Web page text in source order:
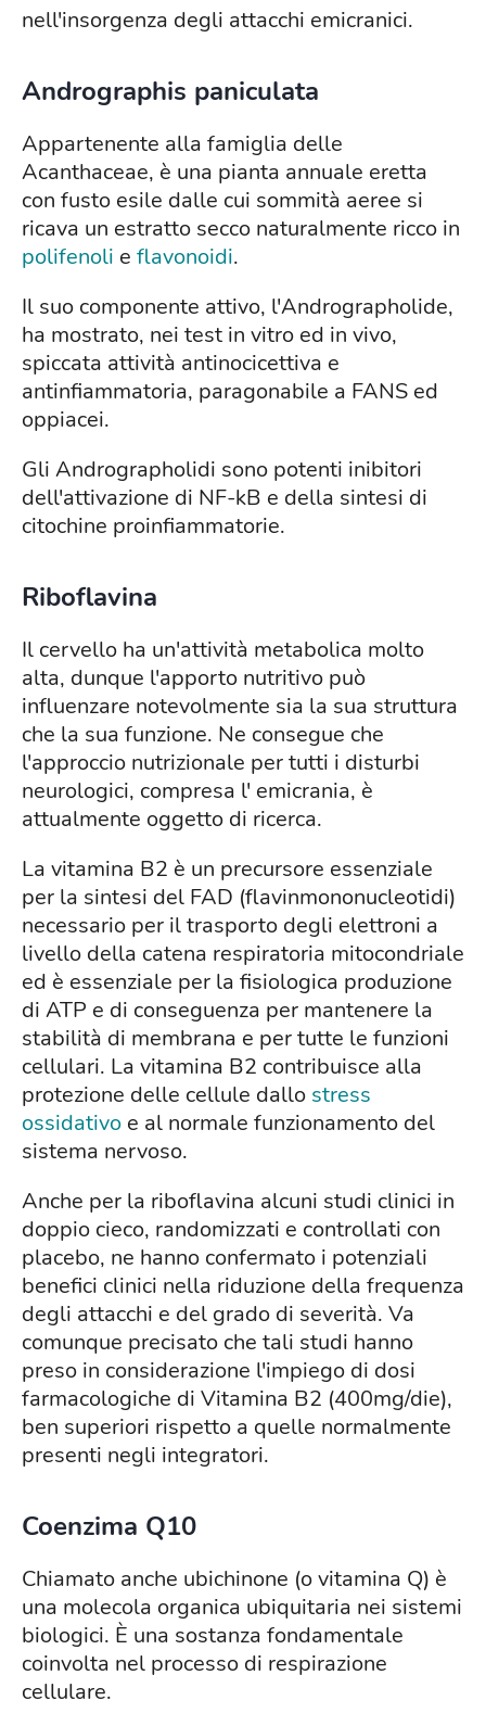
nell'insorgenza degli attacchi emicranici.
Andrographis paniculata
Appartenente alla famiglia delle
Acanthaceae, è una pianta annuale eretta
con fusto esile dalle cui sommità aeree si
ricava un estratto secco naturalmente ricco in
polifenoli e flavonoidi.
Il suo componente attivo, l'Andrographolide,
ha mostrato, nei test in vitro ed in vivo,
spiccata attività antinocicettiva e
antinfiammatoria, paragonabile a FANS ed
oppiacei.
Gli Andrographolidi sono potenti inibitori
dell'attivazione di NF-kB e della sintesi di
citochine proinfiammatorie.
Riboflavina
Il cervello ha un'attività metabolica molto
alta, dunque l'apporto nutritivo può
influenzare notevolmente sia la sua struttura
che la sua funzione. Ne consegue che
l'approccio nutrizionale per tutti i disturbi
neurologici, compresa l' emicrania, è
attualmente oggetto di ricerca.
La vitamina B2 è un precursore essenziale
per la sintesi del FAD (flavinmononucleotidi)
necessario per il trasporto degli elettroni a
livello della catena respiratoria mitocondriale
ed è essenziale per la fisiologica produzione
di ATP e di conseguenza per mantenere la
stabilità di membrana e per tutte le funzioni
cellulari. La vitamina B2 contribuisce alla
protezione delle cellule dallo stress
ossidativo e al normale funzionamento del
sistema nervoso.
Anche per la riboflavina alcuni studi clinici in
doppio cieco, randomizzati e controllati con
placebo, ne hanno confermato i potenziali
benefici clinici nella riduzione della frequenza
degli attacchi e del grado di severità. Va
comunque precisato che tali studi hanno
preso in considerazione l'impiego di dosi
farmacologiche di Vitamina B2 (400mg/die),
ben superiori rispetto a quelle normalmente
presenti negli integratori.
Coenzima Q10
Chiamato anche ubichinone (o vitamina Q) è
una molecola organica ubiquitaria nei sistemi
biologici. È una sostanza fondamentale
coinvolta nel processo di respirazione
cellulare.